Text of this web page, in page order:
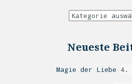
Neueste
Magie der Liebe 4.